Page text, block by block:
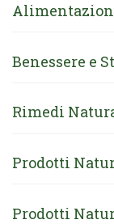
Benessere e
Rimedi
Prodotti
Prodotti